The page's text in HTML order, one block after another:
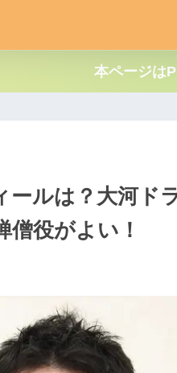
本ページは
ールは？大河ド
役がよい！